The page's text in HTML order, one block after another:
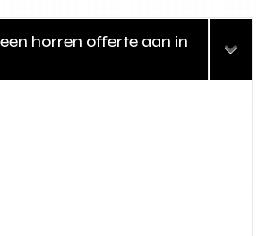
horren offerte aan in